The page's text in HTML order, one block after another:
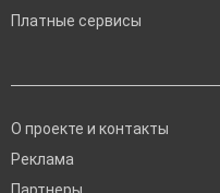
Платные сервисы
О проекте и контакты
Реклама